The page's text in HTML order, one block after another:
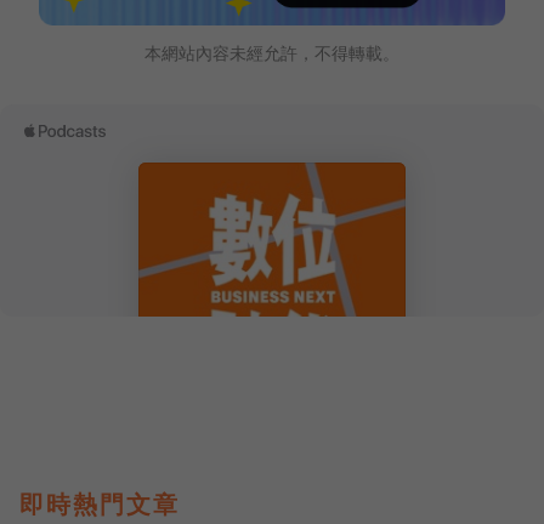
本網站內容未經允許，不得轉載。
即時熱門文章